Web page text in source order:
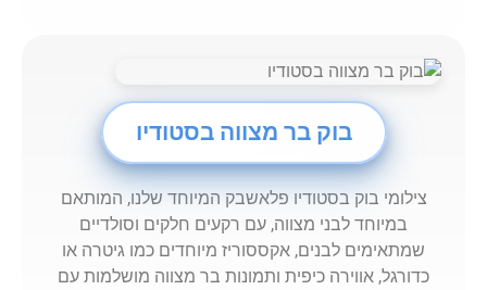
בוק בר מצווה בסטודיו
צילומי בוק בסטודיו פלאשבק המיוחד שלנו, המותאם
במיוחד לבני מצווה, עם רקעים חלקים וסולדיים
שמתאימים לבנים, אקססוריז מיוחדים כמו גיטרה או
כדורגל, אווירה כיפית ותמונות בר מצווה מושלמות עם